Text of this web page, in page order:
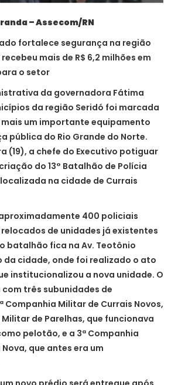
– Assecom/RN
fortalece segurança na região
mais de R$ 6,2 milhões em
o setor
da governadora Fátima
da região Seridó foi marcada
um importante equipamento
pública do Rio Grande do Norte.
(19), a chefe do Executivo potiguar
do 13° Batalhão de Polícia
na cidade de Currais
400 policiais
de unidades já existentes
batalhão fica na Av. Teotônio
da cidade, onde foi realizado o ato
institucionalizou a nova unidade. O
com três subunidades de
Companhia Militar de Currais Novos,
Militar de Parelhas, que funcionava
pelotão, e a 3ª Companhia
que antes era um